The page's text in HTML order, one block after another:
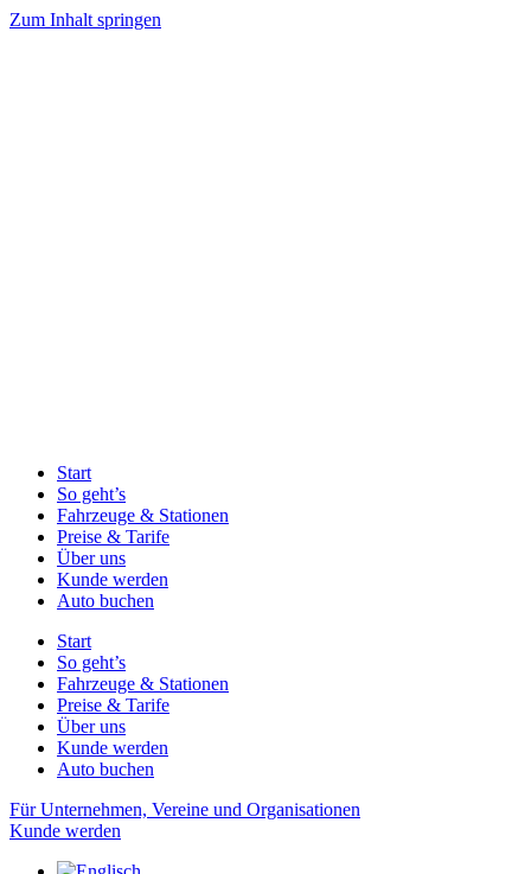
Zum Inhalt springen
Start
So geht’s
Fahrzeuge & Stationen
Preise & Tarife
Über uns
Kunde werden
Auto buchen
Start
So geht’s
Fahrzeuge & Stationen
Preise & Tarife
Über uns
Kunde werden
Auto buchen
Für Unternehmen, Vereine und Organisationen
Kunde werden